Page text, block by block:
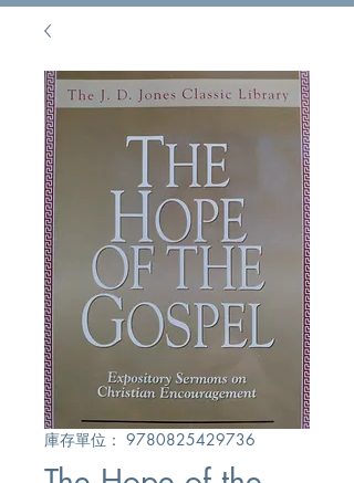
庫存單位： 9780825429736